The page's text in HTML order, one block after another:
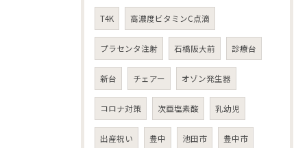
T4K 高濃度ビタミンC点滴
プラセンタ注射 石橋阪大前 診療台
新台 チェアー オゾン発生器
コロナ対策 次亜塩素酸 乳幼児
出産祝い 豊中 池田市 豊中市